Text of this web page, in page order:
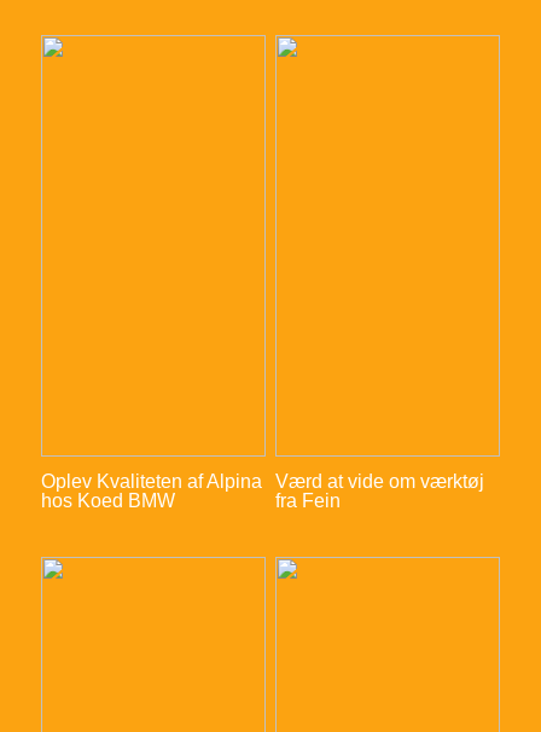
Oplev Kvaliteten af Alpina
hos Koed BMW
Værd at vide om værktøj
fra Fein